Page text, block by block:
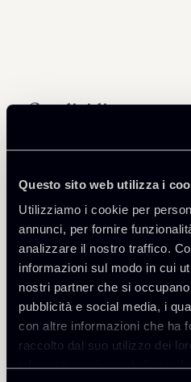
Questo sito web utilizza i
Utilizziamo i cookie per
annunci, per fornire
analizzare il nostro traffico.
informazioni sul modo in cui
nostri partner che si
pubblicità e social media, i
con altre informazioni che ha
raccolto dal suo utilizzo dei
informativa privacy è
Approfondisci
Public Law, Regulatory &
Scarica Allegati
Condividi